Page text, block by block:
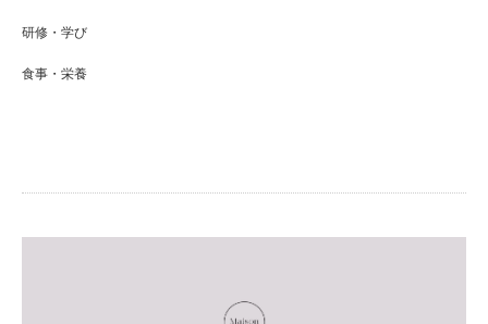
研修・学び
食事・栄養